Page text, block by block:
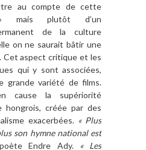
au compte de cette
mais plutôt d’un
de la culture
on ne saurait bâtir une
Cet aspect critique et les
qui y sont associées,
grande variété de films.
cause la supériorité
hongrois, créée par des
exacerbées.« Plus
son hymne national est
Endre Ady.
« Les